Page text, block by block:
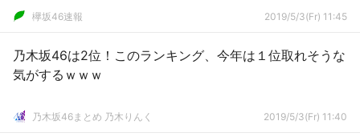
欅坂46速報 2019/5/3(Fr) 11:45
乃木坂46は2位！このランキング、今年は１位取れそうな
気がするｗｗｗ
乃木坂46まとめ 乃木りんく 2019/5/3(Fr) 11:40